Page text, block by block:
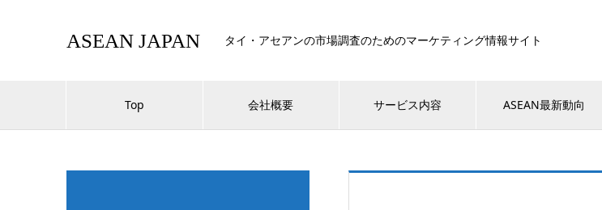
ASEAN JAPAN タイ・アセアンの市場調査のためのマーケティング情報サイト
Top 会社概要 サービス内容 ASEAN最新動向